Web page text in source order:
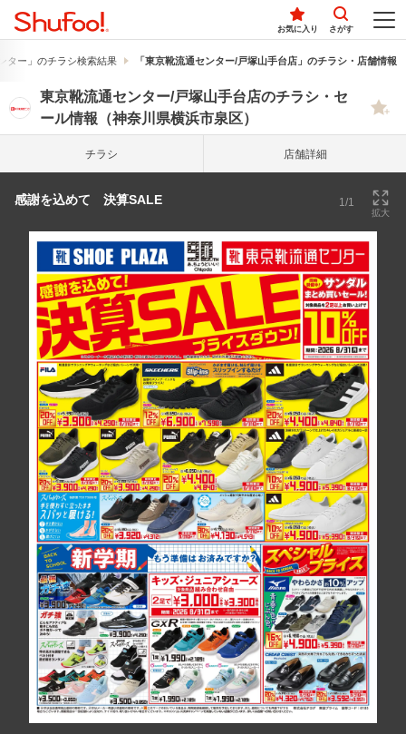
お気に入り さがす
ター」のチラシ検索結果 「東京靴流通センター/戸塚山手台店」のチラシ・店舗情報
東京靴流通センター/戸塚山手台店のチラシ・セ
ール情報（神奈川県横浜市泉区）
チラシ 店舗詳細
感謝を込めて 決算SALE 1/1
拡大